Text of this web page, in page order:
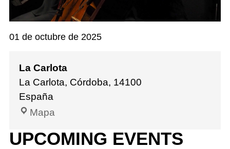
01 de octubre de 2025
La Carlota
La Carlota, Córdoba, 14100
España
Mapa
UPCOMING EVENTS